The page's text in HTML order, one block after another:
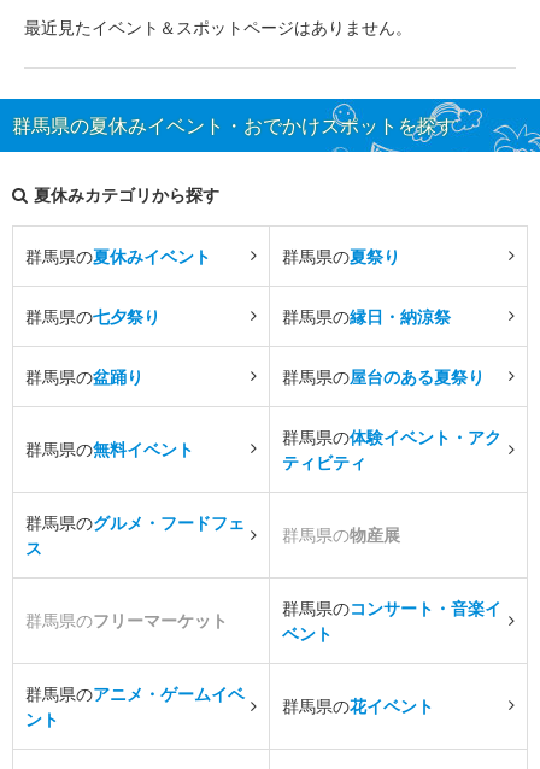
最近見たイベント＆スポットページはありません。
群馬県の夏休みイベント・おでかけスポットを探す
夏休みカテゴリから探す
群馬県の夏休みイベント 群馬県の夏祭り
群馬県の七夕祭り 群馬県の縁日・納涼祭
群馬県の盆踊り 群馬県の屋台のある夏祭り
群馬県の無料イベント
群馬県の体験イベント・アク
ティビティ
群馬県のグルメ・フードフェ
ス
群馬県の物産展
群馬県のフリーマーケット
群馬県のコンサート・音楽イ
ベント
群馬県のアニメ・ゲームイベ
ント
群馬県の花イベント